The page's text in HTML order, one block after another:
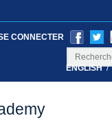
CONNECTER
ENGLISH /